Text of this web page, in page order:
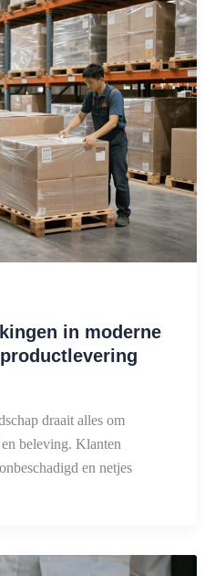
in moderne
draait alles om
beleving. Klanten
en netjes